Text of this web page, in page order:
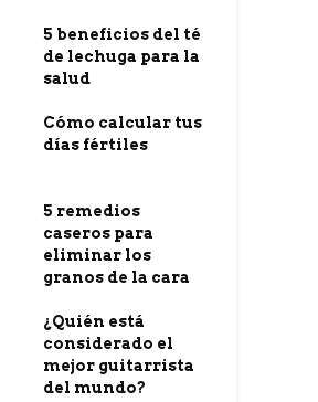
5 beneficios del té
de lechuga para la
salud
Cómo calcular tus
días fértiles
5 remedios
caseros para
eliminar los
granos de la cara
¿Quién está
considerado el
mejor guitarrista
del mundo?